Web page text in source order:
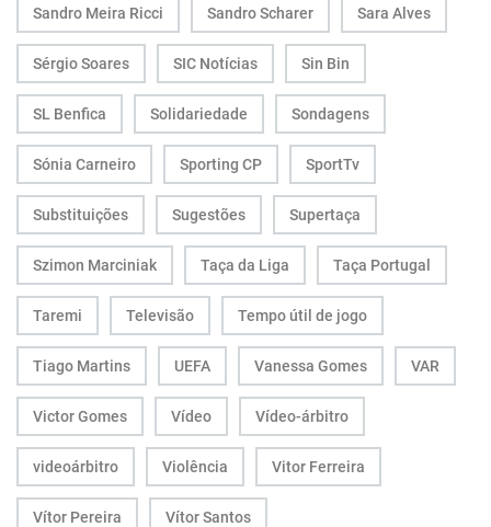
Sandro Meira Ricci Sandro Scharer Sara Alves
Sérgio Soares SIC Notícias Sin Bin
SL Benfica Solidariedade Sondagens
Sónia Carneiro Sporting CP SportTv
Substituições Sugestões Supertaça
Szimon Marciniak Taça da Liga Taça Portugal
Taremi Televisão Tempo útil de jogo
Tiago Martins UEFA Vanessa Gomes VAR
Victor Gomes Vídeo Vídeo-árbitro
videoárbitro Violência Vitor Ferreira
Vítor Pereira Vítor Santos